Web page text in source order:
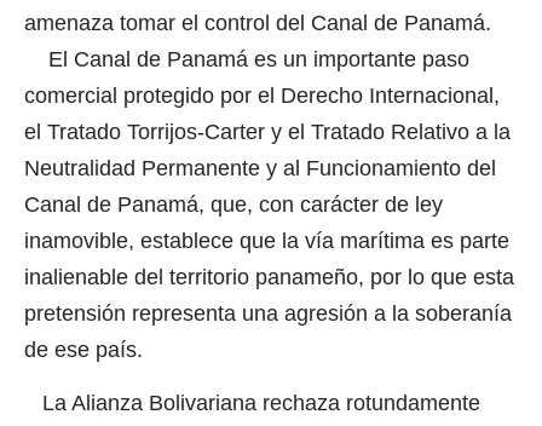
amenaza tomar el control del Canal de Panamá.
El Canal de Panamá es un importante paso
comercial protegido por el Derecho Internacional,
el Tratado Torrijos-Carter y el Tratado Relativo a la
Neutralidad Permanente y al Funcionamiento del
Canal de Panamá, que, con carácter de ley
inamovible, establece que la vía marítima es parte
inalienable del territorio panameño, por lo que esta
pretensión representa una agresión a la soberanía
de ese país.
La Alianza Bolivariana rechaza rotundamente